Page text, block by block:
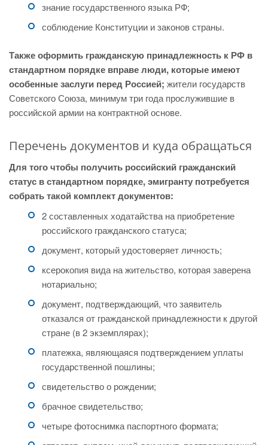
знание государственного языка РФ;
соблюдение Конституции и законов страны.
Также оформить гражданскую принадлежность к РФ в
стандартном порядке вправе люди, которые имеют
особенные заслуги перед Россией; жители государств
Советского Союза, минимум три года прослужившие в
российской армии на контрактной основе.
Перечень документов и куда обращаться
Для того чтобы получить российский гражданский
статус в стандартном порядке, эмигранту потребуется
собрать такой комплект документов:
2 составленных ходатайства на приобретение
российского гражданского статуса;
документ, который удостоверяет личность;
ксерокопия вида на жительство, которая заверена
нотариально;
документ, подтверждающий, что заявитель
отказался от гражданской принадлежности к другой
стране (в 2 экземплярах);
платежка, являющаяся подтверждением уплаты
государственной пошлины;
свидетельство о рождении;
брачное свидетельство;
четыре фотоснимка паспортного формата;